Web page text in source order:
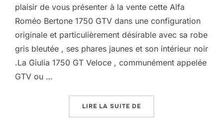
plaisir de vous présenter à la vente cette Alfa
Roméo Bertone 1750 GTV dans une configuration
originale et particulièrement désirable avec sa robe
gris bleutée , ses phares jaunes et son intérieur noir
.La Giulia 1750 GT Veloce , communément appelée
GTV ou …
LIRE LA SUITE DE